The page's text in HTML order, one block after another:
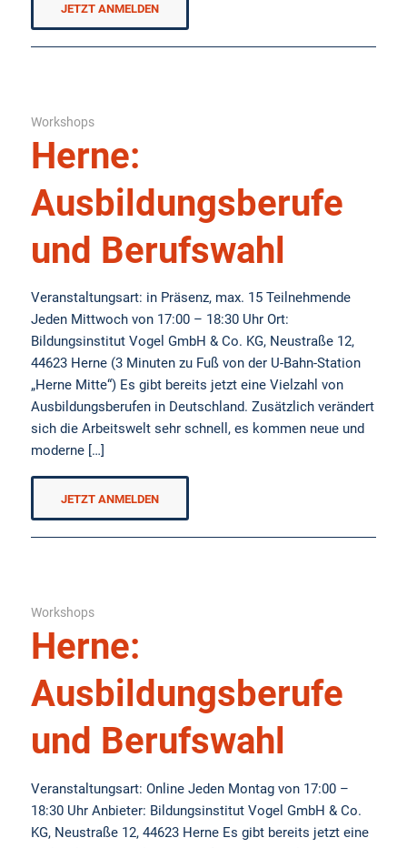
JETZT ANMELDEN
Workshops
Herne:
Ausbildungsberufe
und Berufswahl
Veranstaltungsart: in Präsenz, max. 15 Teilnehmende
Jeden Mittwoch von 17:00 – 18:30 Uhr Ort:
Bildungsinstitut Vogel GmbH & Co. KG, Neustraße 12,
44623 Herne (3 Minuten zu Fuß von der U-Bahn-Station
„Herne Mitte“) Es gibt bereits jetzt eine Vielzahl von
Ausbildungsberufen in Deutschland. Zusätzlich verändert
sich die Arbeitswelt sehr schnell, es kommen neue und
moderne […]
JETZT ANMELDEN
Workshops
Herne:
Ausbildungsberufe
und Berufswahl
Veranstaltungsart: Online Jeden Montag von 17:00 –
18:30 Uhr Anbieter: Bildungsinstitut Vogel GmbH & Co.
KG, Neustraße 12, 44623 Herne Es gibt bereits jetzt eine